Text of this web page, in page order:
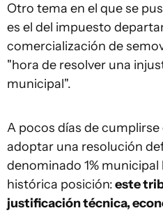
Otro tema en el que se
es el del impuesto
comercialización de
"hora de resolver una
municipal".
A pocos días de
adoptar una resolución
denominado 1%
histórica posición:este
justificación técnica,